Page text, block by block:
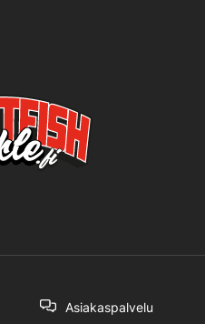
Asiakaspalvelu